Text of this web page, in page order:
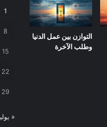
1
8
15
22
29
«
التوازن بين عمل الدنيا
وطلب الآخرة